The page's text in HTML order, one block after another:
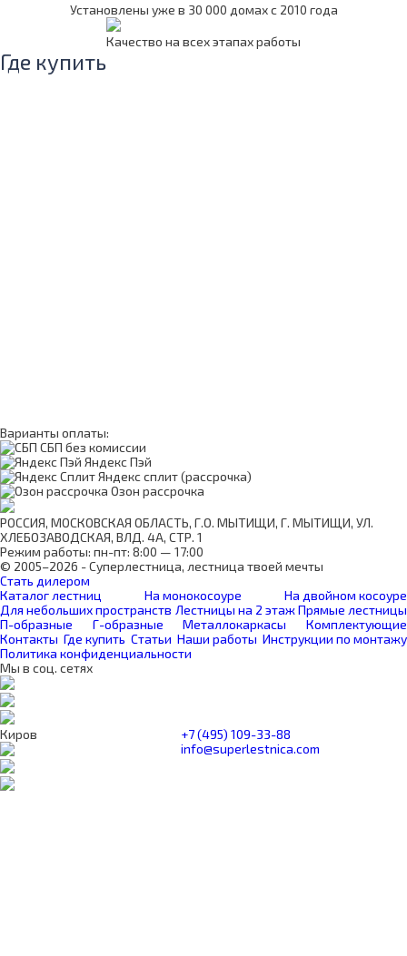
Установлены уже в 30 000 домах с 2010 года
Качество на всех этапах работы
Где купить
Варианты оплаты:
СБП без комиссии
Яндекс Пэй
Яндекс сплит (рассрочка)
Озон рассрочка
РОССИЯ, МОСКОВСКАЯ ОБЛАСТЬ, Г.О. МЫТИЩИ, Г. МЫТИЩИ, УЛ.
ХЛЕБОЗАВОДСКАЯ, ВЛД. 4А, СТР. 1
Режим работы: пн-пт: 8:00 — 17:00
© 2005–2026 - Суперлестница, лестница твоей мечты
Стать дилером
Каталог лестниц
На монокосоуре
На двойном косоуре
Для небольших пространств Лестницы на 2 этаж Прямые лестницы
П-образные
Г-образные Металлокаркасы
Комплектующие
Контакты Где купить Статьи Наши работы Инструкции по монтажу
Политика конфиденциальности
Мы в соц. сетях
Киров
+7 (495) 109-33-88
info@superlestnica.com